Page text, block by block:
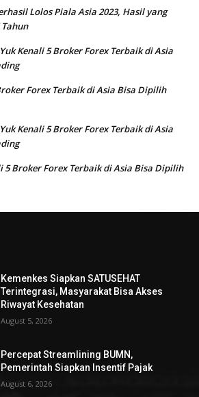
Kemenkes Siapkan SATUSEHAT
Terintegrasi, Masyarakat Bisa Akses
Riwayat Kesehatan
August 5, 2026
Percepat Streamlining BUMN,
Pemerintah Siapkan Insentif Pajak
August 6, 2026